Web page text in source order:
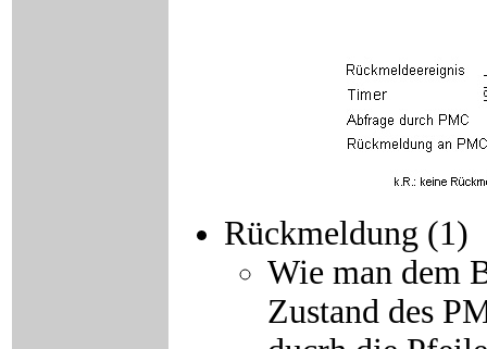
Rückmeldung (1)
Wie man dem
Zustand des